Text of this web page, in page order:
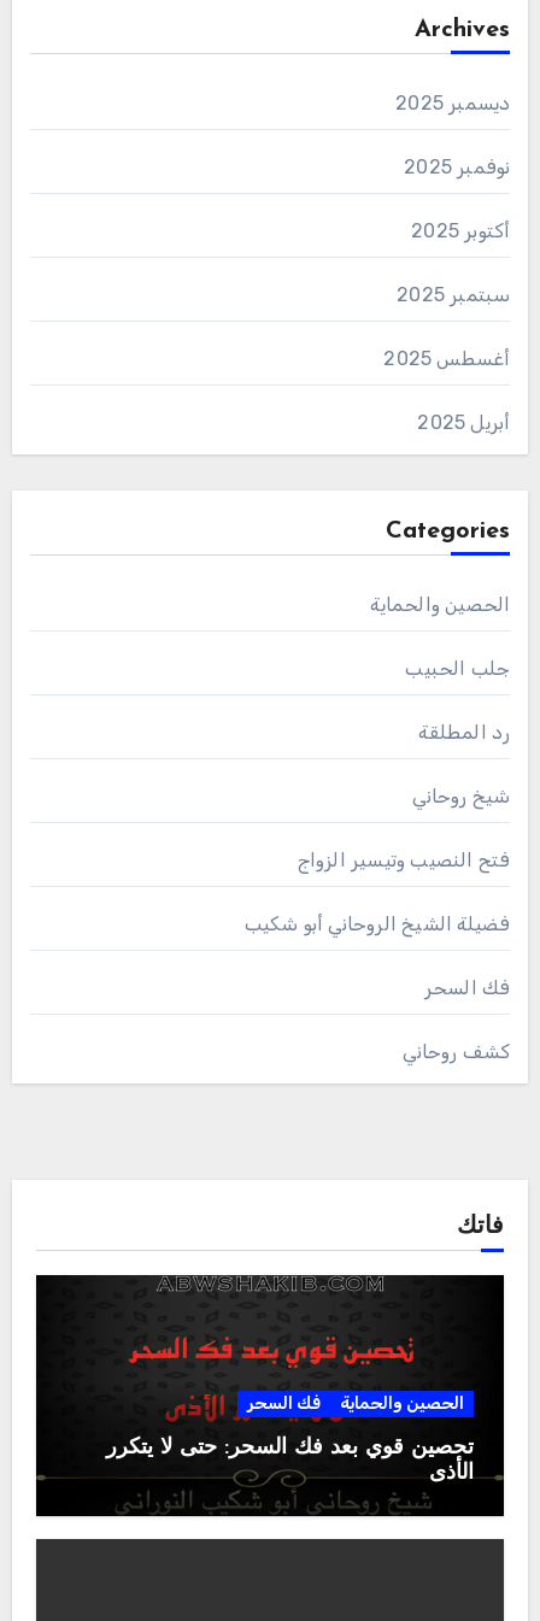
Archives
ديسمبر 2025
نوفمبر 2025
أكتوبر 2025
سبتمبر 2025
أغسطس 2025
أبريل 2025
Categories
الحصين والحماية
جلب الحبيب
رد المطلقة
شيخ روحاني
فتح النصيب وتيسير الزواج
فضيلة الشيخ الروحاني أبو شكيب
فك السحر
كشف روحاني
فاتك
الحصين والحماية فك السحر
تحصين قوي بعد فك السحر: حتى لا يتكرر
الأذى